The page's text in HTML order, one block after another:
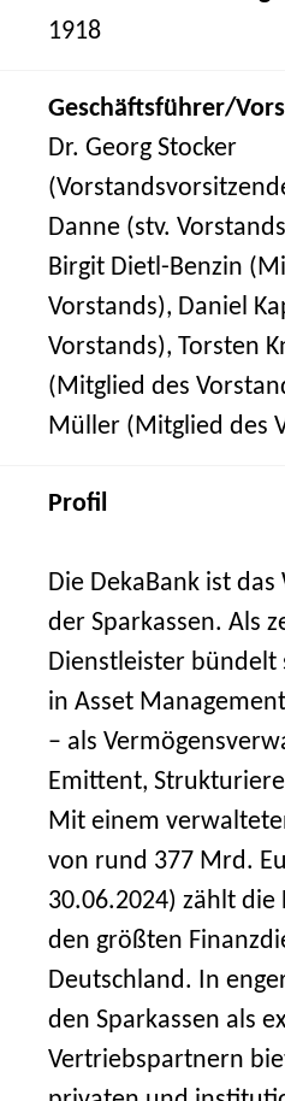
1918
Geschäftsführer/
Dr. Georg Stocker
Danne (stv.
Birgit Dietl-Benzin
Vorstands), Daniel
Vorstands), Torsten
(Mitglied des
Müller (Mitglied des
Profil
Die DekaBank ist
der Sparkassen. Als
Dienstleister bündelt
in Asset
– als
Emittent,
Mit einem
von rund 377 Mrd.
30.06.2024) zählt die
den größten
Deutschland. In
den Sparkassen als
Vertriebspartnern